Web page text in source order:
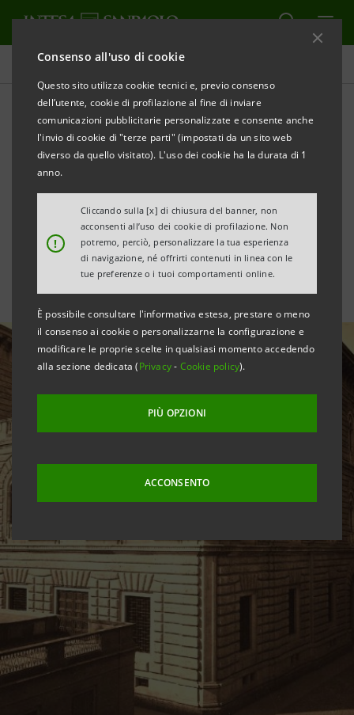
Consenso all'uso di cookie
Questo sito utilizza cookie tecnici e, previo consenso
dell’utente, cookie di profilazione al fine di inviare
comunicazioni pubblicitarie personalizzate e consente anche
l'invio di cookie di "terze parti" (impostati da un sito web
diverso da quello visitato). L'uso dei cookie ha la durata di 1
anno.
!
Cliccando sulla [x] di chiusura del banner, non
acconsenti all’uso dei cookie di profilazione. Non
potremo, perciò, personalizzare la tua esperienza
di navigazione, né offrirti contenuti in linea con le
tue preferenze o i tuoi comportamenti online.
È possibile consultare l'informativa estesa, prestare o meno
il consenso ai cookie o personalizzarne la configurazione e
modificare le proprie scelte in qualsiasi momento accedendo
alla sezione dedicata (Privacy- Cookie policy).
PIÙ OPZIONI
ACCONSENTO
Tutte le news
Storia delle fusioni che
hanno portato alla
creazione del gruppo Intesa
Sanpaolo